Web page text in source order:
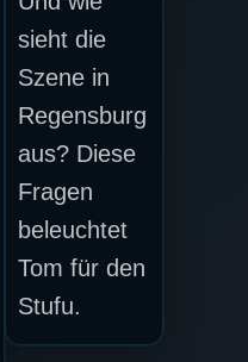
sieht die
Szene in
Regensburg
aus? Diese
Fragen
beleuchtet
Tom für den
Stufu.